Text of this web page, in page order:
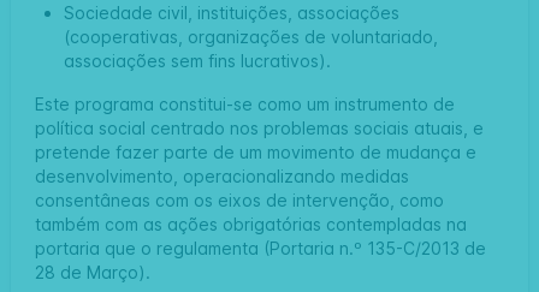
Sociedade civil, instituições, associações
(cooperativas, organizações de voluntariado,
associações sem fins lucrativos).
Este programa constitui-se como um instrumento de
política social centrado nos problemas sociais atuais, e
pretende fazer parte de um movimento de mudança e
desenvolvimento, operacionalizando medidas
consentâneas com os eixos de intervenção, como
também com as ações obrigatórias contempladas na
portaria que o regulamenta (Portaria n.º 135-C/2013 de
28 de Março).